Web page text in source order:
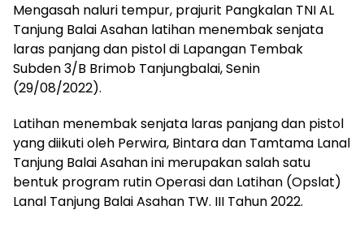
Mengasah naluri tempur, prajurit Pangkalan TNI AL
Tanjung Balai Asahan latihan menembak senjata
laras panjang dan pistol di Lapangan Tembak
Subden 3/B Brimob Tanjungbalai, Senin
(29/08/2022).
Latihan menembak senjata laras panjang dan pistol
yang diikuti oleh Perwira, Bintara dan Tamtama Lanal
Tanjung Balai Asahan ini merupakan salah satu
bentuk program rutin Operasi dan Latihan (Opslat)
Lanal Tanjung Balai Asahan TW. III Tahun 2022.